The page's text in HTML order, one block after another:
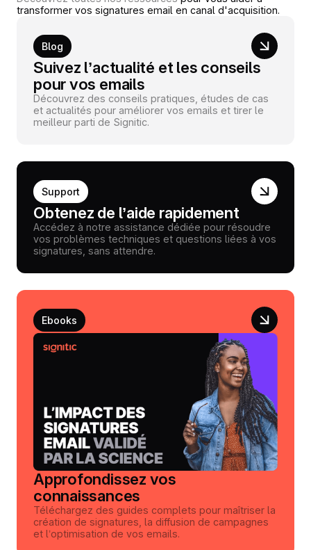
transformer vos signatures email en canal d'acquisition.
Blog
Suivez l’actualité et les conseils
pour vos emails
Découvrez des conseils pratiques, études de cas
et actualités pour améliorer vos emails et tirer le
meilleur parti de Signitic.
Support
Obtenez de l’aide rapidement
Accédez à notre assistance dédiée pour résoudre
vos problèmes techniques et questions liées à vos
signatures, sans attendre.
Ebooks
Approfondissez vos
connaissances
Téléchargez des guides complets pour maîtriser la
création de signatures, la diffusion de campagnes
et l’optimisation de vos emails.